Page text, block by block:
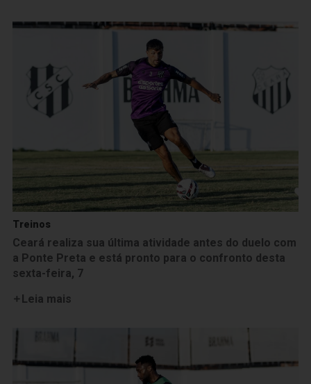
Treinos
Ceará realiza sua última atividade antes do duelo com
a Ponte Preta e está pronto para o confronto desta
sexta-feira, 7
Leia mais